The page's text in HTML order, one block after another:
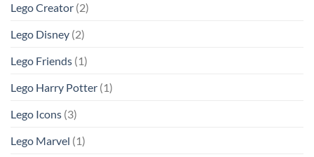
Lego Creator (2)
Lego Disney (2)
Lego Friends (1)
Lego Harry Potter (1)
Lego Icons (3)
Lego Marvel (1)